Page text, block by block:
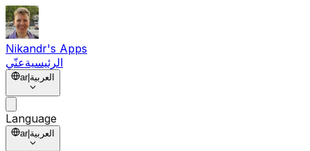
Nikandr's Apps
الرئيسيةعنّي
ar| العربية
Language
ar| العربية